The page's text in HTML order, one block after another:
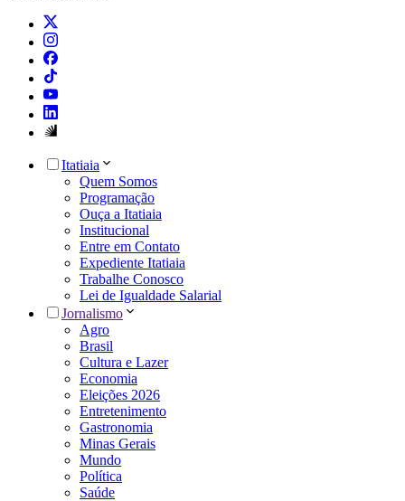
Itatiaia
Quem Somos
Programação
Ouça a Itatiaia
Institucional
Entre em Contato
Expediente Itatiaia
Trabalhe Conosco
Lei de Igualdade Salarial
Jornalismo
Agro
Brasil
Cultura e Lazer
Economia
Eleições 2026
Entretenimento
Gastronomia
Minas Gerais
Mundo
Política
Saúde